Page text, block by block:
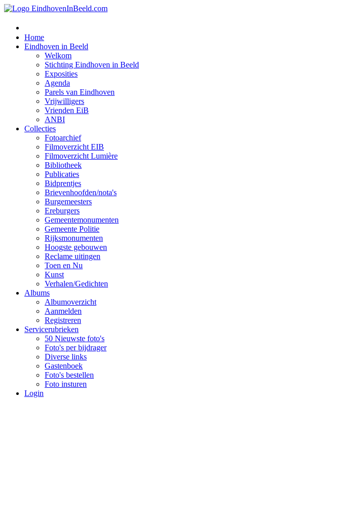
Home
Eindhoven in Beeld
Welkom
Stichting Eindhoven in Beeld
Exposities
Agenda
Parels van Eindhoven
Vrijwilligers
Vrienden EiB
ANBI
Collecties
Fotoarchief
Filmoverzicht EIB
Filmoverzicht Lumière
Bibliotheek
Publicaties
Bidprentjes
Brievenhoofden/nota's
Burgemeesters
Ereburgers
Gemeentemonumenten
Gemeente Politie
Rijksmonumenten
Hoogste gebouwen
Reclame uitingen
Toen en Nu
Kunst
Verhalen/Gedichten
Albums
Albumoverzicht
Aanmelden
Registreren
Servicerubrieken
50 Nieuwste foto's
Foto's per bijdrager
Diverse links
Gastenboek
Foto's bestellen
Foto insturen
Login